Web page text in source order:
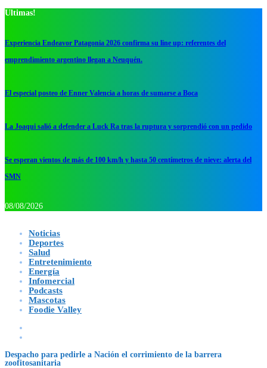
Ultimas!
Experiencia Endeavor Patagonia 2026 confirma su line up: referentes del
emprendimiento argentino llegan a Neuquén.
El especial posteo de Enner Valencia a horas de sumarse a Boca
La Joaqui salió a defender a Luck Ra tras la ruptura y sorprendió con un pedido
Se esperan vientos de más de 100 km/h y hasta 50 centímetros de nieve: alerta del
SMN
08/08/2026
Noticias
Deportes
Salud
Entretenimiento
Energía
Infomercial
Podcasts
Mascotas
Foodie Valley
Despacho para pedirle a Nación el corrimiento de la barrera
zoofitosanitaria